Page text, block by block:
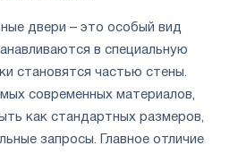
двери – это особый вид
в специальную
становятся частью стены.
современных материалов,
как стандартных размеров,
запросы. Главное отличие